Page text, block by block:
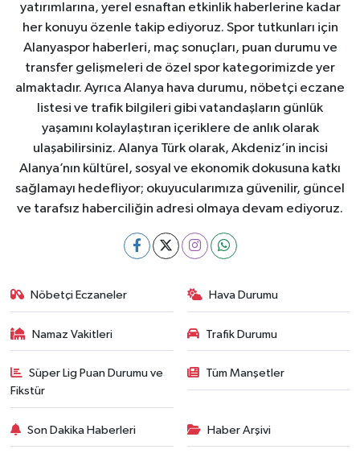
yatırımlarına, yerel esnaftan etkinlik haberlerine kadar
her konuyu özenle takip ediyoruz. Spor tutkunları için
Alanyaspor haberleri, maç sonuçları, puan durumu ve
transfer gelişmeleri de özel spor kategorimizde yer
almaktadır. Ayrıca Alanya hava durumu, nöbetçi eczane
listesi ve trafik bilgileri gibi vatandaşların günlük
yaşamını kolaylaştıran içeriklere de anlık olarak
ulaşabilirsiniz. Alanya Türk olarak, Akdeniz’in incisi
Alanya’nın kültürel, sosyal ve ekonomik dokusuna katkı
sağlamayı hedefliyor; okuyucularımıza güvenilir, güncel
ve tarafsız haberciliğin adresi olmaya devam ediyoruz.
Nöbetçi Eczaneler Hava Durumu
Namaz Vakitleri Trafik Durumu
Süper Lig Puan Durumu ve
Fikstür
Tüm Manşetler
Son Dakika Haberleri Haber Arşivi